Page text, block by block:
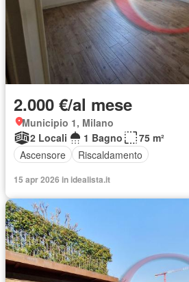
2.000 €/al mese
Municipio 1, Milano
2 Locali
1 Bagno
75 m²
Ascensore
Riscaldamento
15 apr 2026 in idealista.it